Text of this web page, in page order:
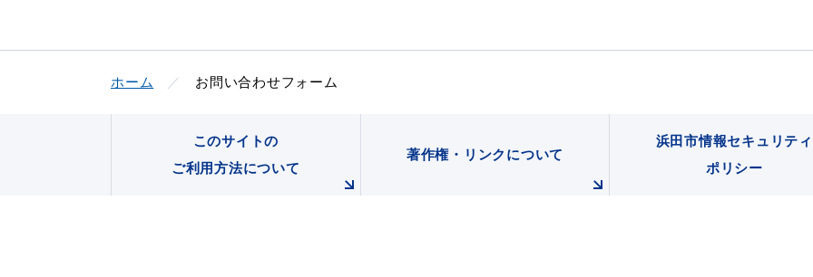
ホーム お問い合わせフォーム
このサイトの
ご利用方法について
著作権・リンクについて
浜田市情報セキュリティ
ポリシー